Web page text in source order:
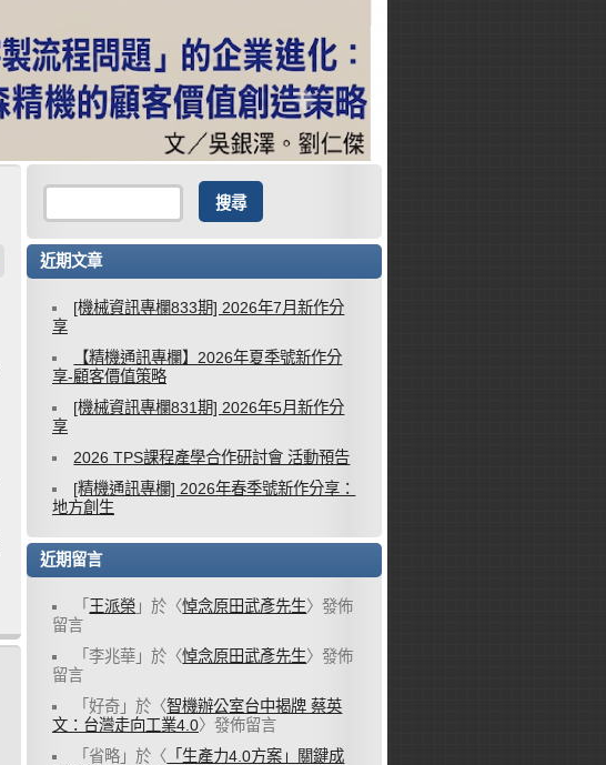
近期文章
[機械資訊專欄833期] 2026年7月新作分
享
【精機通訊專欄】2026年夏季號新作分
享-顧客價值策略
[機械資訊專欄831期] 2026年5月新作分
享
2026 TPS課程產學合作研討會 活動預告
[精機通訊專欄] 2026年春季號新作分享：
地方創生
近期留言
「 王派榮 」於〈悼念原田武彥先生〉發佈
留言
「李兆華 」於〈悼念原田武彥先生〉發佈
留言
「好奇 」於〈智機辦公室台中揭牌 蔡英
文：台灣走向工業4.0〉發佈留言
「 省略 」於〈 「生產力4.0方案」關鍵成